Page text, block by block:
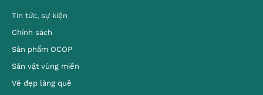
Tin tức, sự kiện
Chính sách
Sản phẩm OCOP
Sản vật vùng miền
Vẻ đẹp làng quê